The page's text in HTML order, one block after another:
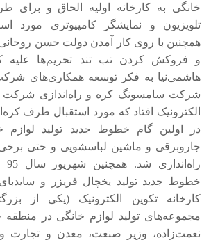
خانگی به کارخانه اولیه الحاق و برای
تلویزیون و نمایشگر کامپیوتری مورد
همچنین با روی کار آمدن دولت حسن
و فروکش کردن تب تند تحریم‌ها علیه
هاشمی‌نیا به فکر توسعه همکاری‌های
شرکت سامسونگ کره و راه‌اندازی شرکت
الکترونیک افتاد که مورد استقبال طرف
در اولین گام خطوط جدید تولید
جاروبرقی و ماشین لباسشویی و حتی
خطوط جدید تولید یخچال فریزر و
کارخانه تکوین الکترونیک (یکی از
مجموعه‌های تولید لوازم خانگی در منطقه
نعمت‌زاده، وزیر صنعت، معدن و تجارت